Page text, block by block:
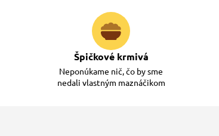
Špičkové krmivá
Neponúkame nič, čo by sme
nedali vlastným maznáčikom